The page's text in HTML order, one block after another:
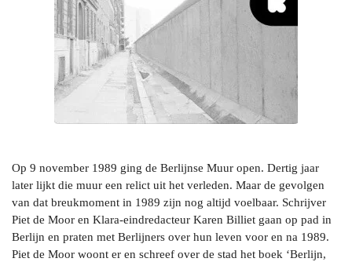
Op 9 november 1989 ging de Berlijnse Muur open. Dertig jaar
later lijkt die muur een relict uit het verleden. Maar de gevolgen
van dat breukmoment in 1989 zijn nog altijd voelbaar. Schrijver
Piet de Moor en Klara-eindredacteur Karen Billiet gaan op pad in
Berlijn en praten met Berlijners over hun leven voor en na 1989.
Piet de Moor woont er en schreef over de stad het boek ‘Berlijn,